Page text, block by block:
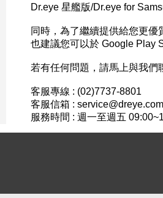
Dr.eye 星艦版/Dr.eye for
同時，為了繼續提供給您更優
也建議您可以於 Google Play
若有任何問題，請馬上與我們
客服專線 : (02)7737-8801
客服信箱 : service@dreye.com
服務時間 : 週一至週五